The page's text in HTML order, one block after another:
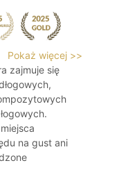
Pokaż więcej >>
zajmuje się
na gust ani